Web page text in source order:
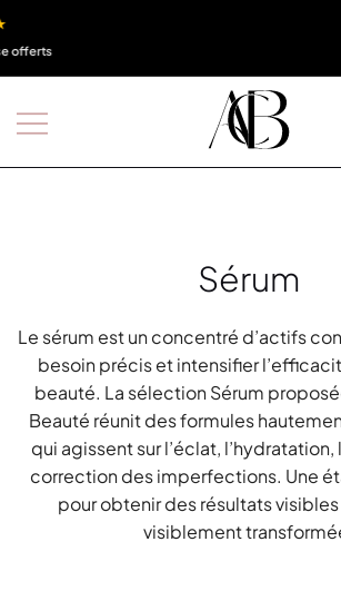
Sérum
Le sérum est un concentré d’actifs
besoin précis et intensifier
beauté. La sélection Sérum
Beauté réunit des formules
qui agissent sur l’éclat,
correction des imperfections. Une
pour obtenir des résultats
visiblement